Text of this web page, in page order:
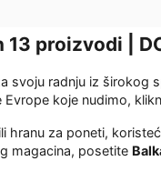
13 proizvodi |
svoju radnju iz širokog
Evrope koje nudimo,
hranu za poneti,
magacina, posetite